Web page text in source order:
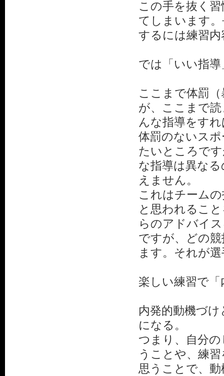
この手を抜く
てしまいます
するには練習
では「いい指
ここまで体罰
が、ここまで
んな指導をす
体罰のないス
たいところで
な指導は異な
えません。
これはチーム
と思われるこ
らのアドバイ
ですが、どの
ます。それが
楽しい練習で
内発的動機づ
になる。
つまり、自分
うことや、練
思うことで、